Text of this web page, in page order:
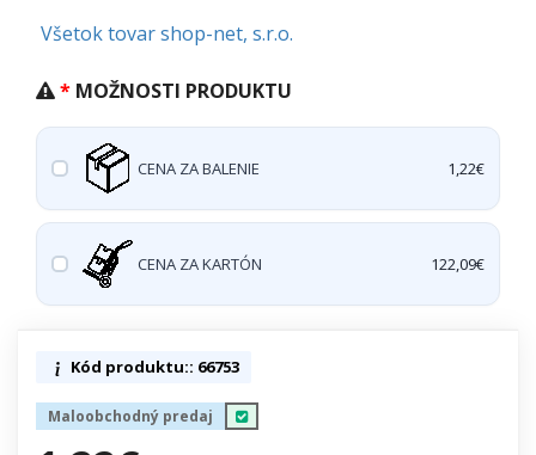
Všetok tovar shop-net, s.r.o.
MOŽNOSTI PRODUKTU
CENA ZA BALENIE 1,22€
CENA ZA KARTÓN 122,09€
Kód produktu:: 66753
Maloobchodný predaj